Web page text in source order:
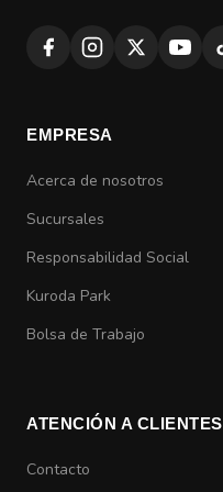
EMPRESA
Acerca de nosotros
Sucursales
Responsabilidad Social
Kuroda Park
Bolsa de Trabajo
ATENCIÓN A CLIENTES
Contacto